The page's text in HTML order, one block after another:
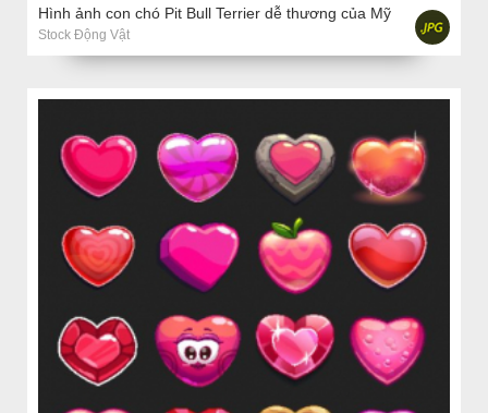
Hình ảnh con chó Pit Bull Terrier dễ thương của Mỹ
Stock Động Vật